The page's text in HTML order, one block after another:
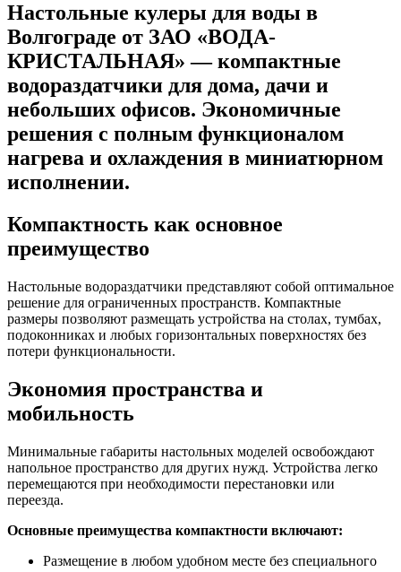
Настольные кулеры для воды в
Волгограде от ЗАО «ВОДА-
КРИСТАЛЬНАЯ» — компактные
водораздатчики для дома, дачи и
небольших офисов. Экономичные
решения с полным функционалом
нагрева и охлаждения в миниатюрном
исполнении.
Компактность как основное
преимущество
Настольные водораздатчики представляют собой оптимальное
решение для ограниченных пространств. Компактные
размеры позволяют размещать устройства на столах, тумбах,
подоконниках и любых горизонтальных поверхностях без
потери функциональности.
Экономия пространства и
мобильность
Минимальные габариты настольных моделей освобождают
напольное пространство для других нужд. Устройства легко
перемещаются при необходимости перестановки или
переезда.
Основные преимущества компактности включают:
Размещение в любом удобном месте без специального